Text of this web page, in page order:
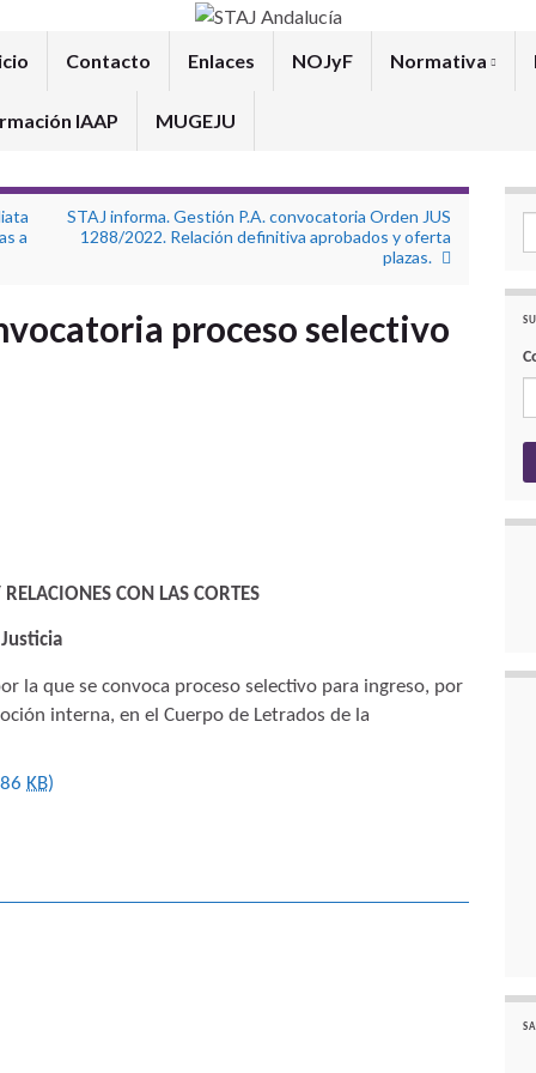
Contacto Enlaces NOJyF Normativa
IAAP MUGEJU
a
STAJ informa. Gestión P.A. convocatoria Orden JUS
1288/2022. Relación definitiva aprobados y oferta
plazas.
proceso selectivo
CON LAS CORTES
la que se convoca proceso selectivo para ingreso, por
interna, en el Cuerpo de Letrados de la
KB)